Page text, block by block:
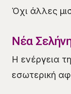
Όχι άλλες
Νέα
Η ενέργεια
εσωτερική